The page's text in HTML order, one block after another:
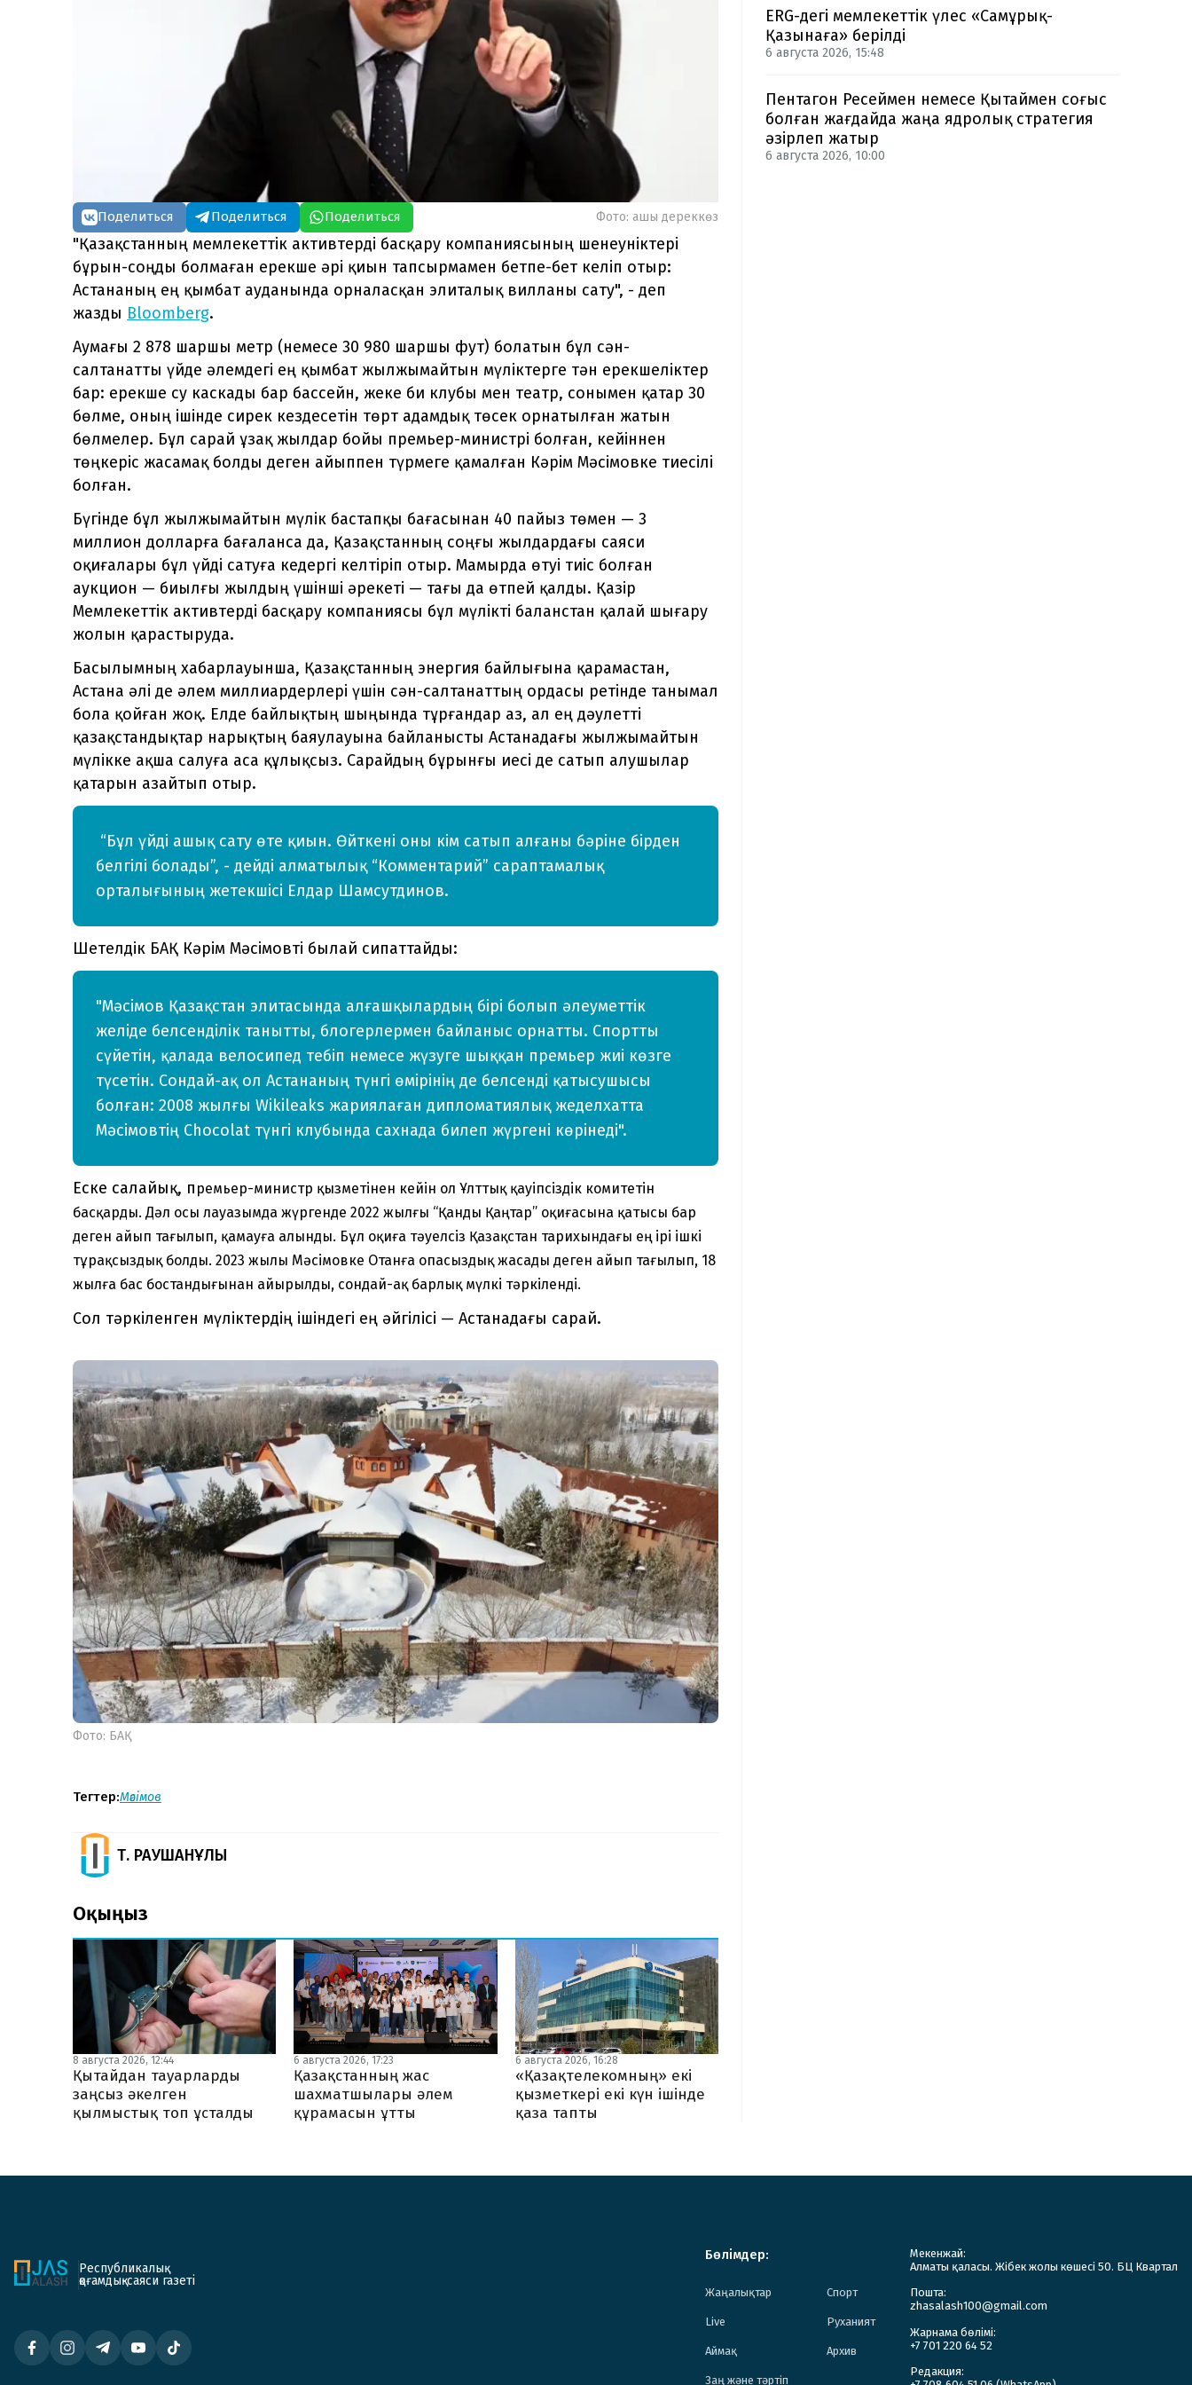
Поделиться Поделиться Поделиться Фото: ашық дереккөз
"Қазақстанның мемлекеттік активтерді басқару компаниясының шенеуніктері
бұрын-соңды болмаған ерекше әрі қиын тапсырмамен бетпе-бет келіп отыр:
Астананың ең қымбат ауданында орналасқан элиталық вилланы сату", - деп
жазды Bloomberg.
Аумағы 2 878 шаршы метр (немесе 30 980 шаршы фут) болатын бұл сән-
салтанатты үйде әлемдегі ең қымбат жылжымайтын мүліктерге тән ерекшеліктер
бар: ерекше су каскады бар бассейн, жеке би клубы мен театр, сонымен қатар 30
бөлме, оның ішінде сирек кездесетін төрт адамдық төсек орнатылған жатын
бөлмелер. Бұл сарай ұзақ жылдар бойы премьер-министрі болған, кейіннен
төңкеріс жасамақ болды деген айыппен түрмеге қамалған Кәрім Мәсімовке тиесілі
болған.
Бүгінде бұл жылжымайтын мүлік бастапқы бағасынан 40 пайыз төмен — 3
миллион долларға бағаланса да, Қазақстанның соңғы жылдардағы саяси
оқиғалары бұл үйді сатуға кедергі келтіріп отыр. Мамырда өтуі тиіс болған
аукцион — биылғы жылдың үшінші әрекеті — тағы да өтпей қалды. Қазір
Мемлекеттік активтерді басқару компаниясы бұл мүлікті баланстан қалай шығару
жолын қарастыруда.
Басылымның хабарлауынша, Қазақстанның энергия байлығына қарамастан,
Астана әлі де әлем миллиардерлері үшін сән-салтанаттың ордасы ретінде танымал
бола қойған жоқ. Елде байлықтың шыңында тұрғандар аз, ал ең дәулетті
қазақстандықтар нарықтың баяулауына байланысты Астанадағы жылжымайтын
мүлікке ақша салуға аса құлықсыз. Сарайдың бұрынғы иесі де сатып алушылар
қатарын азайтып отыр.
“Бұл үйді ашық сату өте қиын. Өйткені оны кім сатып алғаны бәріне бірден
белгілі болады”, - дейді алматылық “Комментарий” сараптамалық
орталығының жетекшісі Елдар Шамсутдинов.
Шетелдік БАҚ Кәрім Мәсімовті былай сипаттайды:
"Мәсімов Қазақстан элитасында алғашқылардың бірі болып әлеуметтік
желіде белсенділік танытты, блогерлермен байланыс орнатты. Спортты
сүйетін, қалада велосипед тебіп немесе жүзуге шыққан премьер жиі көзге
түсетін. Сондай-ақ ол Астананың түнгі өмірінің де белсенді қатысушысы
болған: 2008 жылғы Wikileaks жариялаған дипломатиялық жеделхатта
Мәсімовтің Chocolat түнгі клубында сахнада билеп жүргені көрінеді".
Еске салайық, п ремьер-министр қызметінен кейін ол Ұлттық қауіпсіздік комитетін
басқарды. Дәл осы лауазымда жүргенде 2022 жылғы “Қанды Қаңтар” оқиғасына қатысы бар
деген айып тағылып, қамауға алынды. Бұл оқиға тәуелсіз Қазақстан тарихындағы ең ірі ішкі
тұрақсыздық болды. 2023 жылы Мәсімовке Отанға опасыздық жасады деген айып тағылып, 18
жылға бас бостандығынан айырылды, сондай-ақ барлық мүлкі тәркіленді.
Сол тәркіленген мүліктердің ішіндегі ең әйгілісі — Астанадағы сарай.
Фото: БАҚ
Тегтер:Мәсімов
Т. РАУШАНҰЛЫ
Оқыңыз
8 августа 2026, 12:44
Қытайдан тауарларды
заңсыз әкелген
қылмыстық топ ұсталды
6 августа 2026, 17:23
Қазақстанның жас
шахматшылары әлем
құрамасын ұтты
6 августа 2026, 16:28
«Қазақтелекомның» екі
қызметкері екі күн ішінде
қаза тапты
ERG-дегі мемлекеттік үлес «Самұрық-
Қазынаға» берілді
6 августа 2026, 15:48
Пентагон Ресеймен немесе Қытаймен соғыс
болған жағдайда жаңа ядролық стратегия
әзірлеп жатыр
6 августа 2026, 10:00
Республикалық
қоғамдық-саяси газеті
Бөлімдер:
Жаңалықтар Спорт
Live Руханият
Аймақ Архив
Заң және тәртіп
Мекенжай:
Алматы қаласы. Жібек жолы көшесі 50. БЦ Квартал
Пошта:
zhasalash100@gmail.com
Жарнама бөлімі:
+7 701 220 64 52
Редакция: